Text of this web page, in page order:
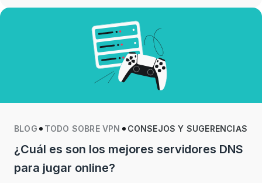
BLOG TODO SOBRE VPN CONSEJOS Y SUGERENCIAS
¿Cuál es son los mejores servidores DNS
para jugar online?